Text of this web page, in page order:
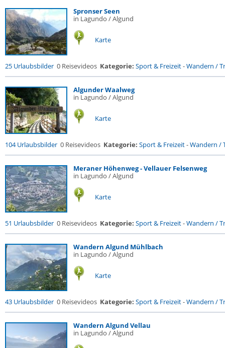
Spronser Seen
in Lagundo / Algund
Karte
25 Urlaubsbilder 0 Reisevideos Kategorie: Sport & Freizeit-Wandern /
Algunder Waalweg
in Lagundo / Algund
Karte
104 Urlaubsbilder 0 Reisevideos Kategorie: Sport & Freizeit-Wandern /
Meraner Höhenweg - Vellauer Felsenweg
in Lagundo / Algund
Karte
51 Urlaubsbilder 0 Reisevideos Kategorie: Sport & Freizeit-Wandern /
Wandern Algund Mühlbach
in Lagundo / Algund
Karte
43 Urlaubsbilder 0 Reisevideos Kategorie: Sport & Freizeit-Wandern /
Wandern Algund Vellau
in Lagundo / Algund